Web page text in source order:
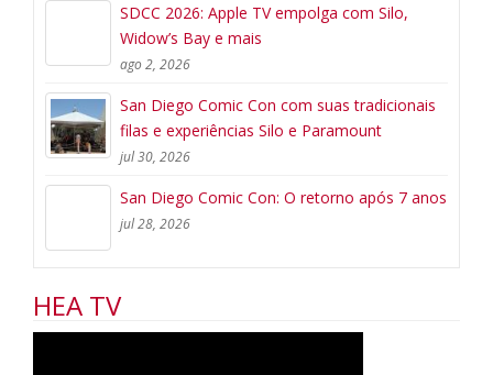
SDCC 2026: Apple TV empolga com Silo,
Widow’s Bay e mais
ago 2, 2026
San Diego Comic Con com suas tradicionais
filas e experiências Silo e Paramount
jul 30, 2026
San Diego Comic Con: O retorno após 7 anos
jul 28, 2026
HEA TV